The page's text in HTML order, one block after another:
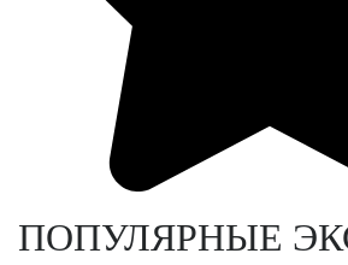
ПОПУЛЯРНЫЕ